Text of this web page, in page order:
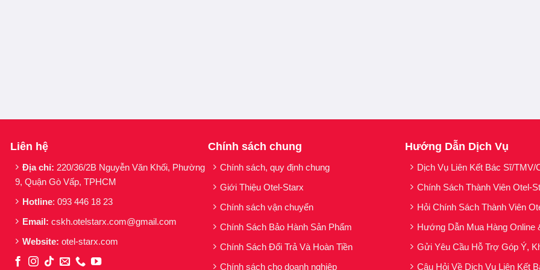
Water, Cyclohexasiloxane, Nylon-12, Isododecane, Alcohol Denat., Cyclopentasiloxane, Peg-10 Dimethicone, Cetyl
10/​1 Dimethicone, Peg-20, Polyglyceryl-4 Isostearate, Disteardimonium Hectorite, Phenoxyethanol, Magnesium
Disodium Stearoyl Glutamate, Hdi/​Trimethylol Hexyllactone Crosspolymer, Titanium Dioxide [Nano] /​ Titanium Dioxide,
Methylparaben, Acrylates Copolymer, Tocopherol, Butylparaben, Aluminum Hydroxide, Alumina, Silica, Glycerin, Ci
Titanium Dioxide, Ci 77491, Ci 77492, Ci 77499
Đặc trưng của kem nền Maybelline Fit Me Matte Poreless Foundation
Liên hệ
Địa chỉ: 220/36/2B Nguyễn Văn Khối, Phường
9, Quận Gò Vấp, TPHCM
Hotline: 093 446 18 23
Email: cskh.otelstarx.com@gmail.com
Website: otel-starx.com
Chính sách chung
Chính sách, quy định chung
Giới Thiệu Otel-Starx
Chính sách vận chuyển
Chính Sách Bảo Hành Sản Phẩm
Chính Sách Đổi Trả Và Hoàn Tiền
Chính sách cho doanh nghiệp
Hướng Dẫn Dịch Vụ
Dịch Vụ Liên Kết Bác Sĩ/TMV/
Chính Sách Thành Viên Otel-
Hỏi Chính Sách Thành Viên
Hướng Dẫn Mua Hàng Online
Gửi Yêu Cầu Hỗ Trợ Góp Ý,
Câu Hỏi Về Dịch Vụ Liên Kết